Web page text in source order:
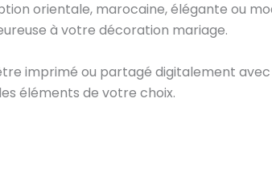
orientale, marocaine, élégante ou
à votre décoration mariage.
imprimé ou partagé digitalement
éléments de votre choix.